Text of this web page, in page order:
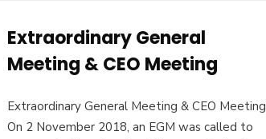
Extraordinary General
Meeting & CEO Meeting
Extraordinary General Meeting & CEO Meeting
On 2 November 2018, an EGM was called to